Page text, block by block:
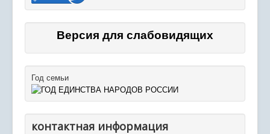
Версия для слабовидящих
Год семьи
контактная информация